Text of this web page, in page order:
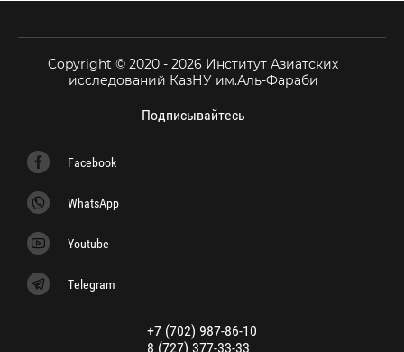
Copyright © 2020 - 2026 Институт Азиатских
исследований КазНУ им.Аль-Фараби
Подписывайтесь
Facebook
WhatsApp
Youtube
Telegram
+7 (702) 987-86-10
8 (727) 377-33-33